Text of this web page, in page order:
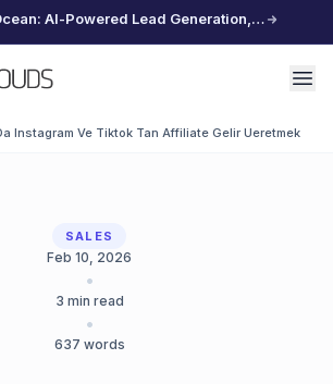
Introducing LeadOcean: AI-Powered Lead Generation, Curated Data, Effortless Scaling
Instagram Ve Tiktok Tan Affiliate Gelir Ueretmek
SALES
Feb 10, 2026
•
3 min read
•
637 words